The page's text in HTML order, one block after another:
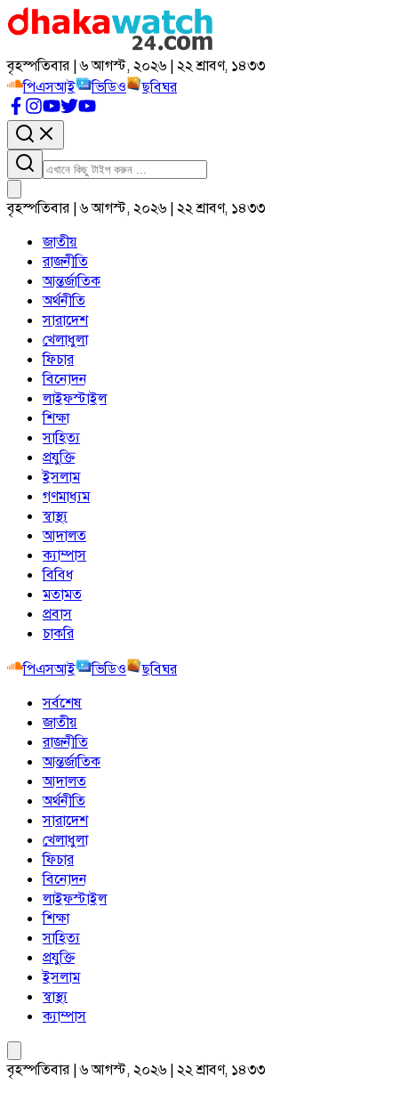
বৃহস্পতিবার | ৬ আগস্ট, ২০২৬ | ২২ শ্রাবণ, ১৪৩৩
পিএসআই
ভিডিও ছবিঘর
বৃহস্পতিবার | ৬ আগস্ট, ২০২৬ | ২২ শ্রাবণ, ১৪৩৩
জাতীয়
রাজনীতি
আন্তর্জাতিক
অর্থনীতি
সারাদেশ
খেলাধুলা
ফিচার
বিনোদন
লাইফস্টাইল
শিক্ষা
সাহিত্য
প্রযুক্তি
ইসলাম
গণমাধ্যম
স্বাস্থ্য
আদালত
ক্যাম্পাস
বিবিধ
মতামত
প্রবাস
চাকরি
পিএসআই
ভিডিও
ছবিঘর
সর্বশেষ
জাতীয়
রাজনীতি
আন্তর্জাতিক
আদালত
অর্থনীতি
সারাদেশ
খেলাধুলা
ফিচার
বিনোদন
লাইফস্টাইল
শিক্ষা
সাহিত্য
প্রযুক্তি
ইসলাম
স্বাস্থ্য
ক্যাম্পাস
বৃহস্পতিবার | ৬ আগস্ট, ২০২৬ | ২২ শ্রাবণ, ১৪৩৩